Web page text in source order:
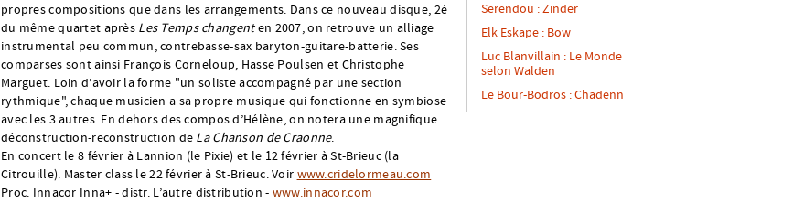
propres compositions que dans les arrangements. Dans ce nouveau disque, 2è
du même quartet après Les Temps changenten 2007, on retrouve un alliage
instrumental peu commun, contrebasse-sax baryton-guitare-batterie. Ses
comparses sont ainsi François Corneloup, Hasse Poulsen et Christophe
Marguet. Loin d’avoir la forme "un soliste accompagné par une section
rythmique", chaque musicien a sa propre musique qui fonctionne en symbiose
avec les 3 autres. En dehors des compos d’Hélène, on notera une magnifique
déconstruction-reconstruction de La Chanson de Craonne.
En concert le 8 février à Lannion (le Pixie) et le 12 février à St-Brieuc (la
Citrouille). Master class le 22 février à St-Brieuc. Voir www.cridelormeau.com
Proc. Innacor Inna+ - distr. L’autre distribution - www.innacor.com
Serendou : Zinder
Elk Eskape : Bow
Luc Blanvillain : Le Monde
selon Walden
Le Bour-Bodros : Chadenn